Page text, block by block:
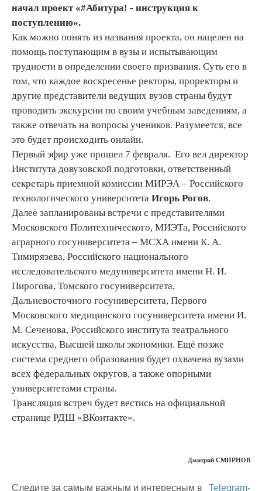
начал проект «#Абитура! - инструкция к
поступлению».
Как можно понять из названия проекта, он нацелен на
помощь поступающим в вузы и испытывающим
трудности в определении своего призвания. Суть его в
том, что каждое воскресенье ректоры, проректоры и
другие представители ведущих вузов страны будут
проводить экскурсии по своим учебным заведениям, а
также отвечать на вопросы учеников. Разумеется, все
это будет происходить онлайн.
Первый эфир уже прошел 7 февраля. Его вел директор
Института довузовской подготовки, ответственный
секретарь приемной комиссии МИРЭА – Российского
технологического университета Игорь Рогов.
Далее запланированы встречи с представителями
Московского Политехнического, МИЭТа, Российского
аграрного госуниверситета – МСХА имени К. А.
Тимирязева, Российского национального
исследовательского медуниверситета имени Н. И.
Пирогова, Томского госуниверситета,
Дальневосточного госуниверситета, Первого
Московского медицинского госуниверситета имени И.
М. Сеченова, Российского института театрального
искусства, Высшей школы экономики. Ещё позже
система среднего образования будет охвачена вузами
всех федеральных округов, а также опорными
университетами страны.
Трансляция встреч будет вестись на официальной
странице РДШ «ВКонтакте».
Дмитрий СМИРНОВ
Следите за самым важным и интересным в Telegram-